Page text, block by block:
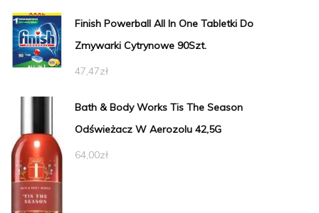
Finish Powerball All In One Tabletki Do
Zmywarki Cytrynowe 90Szt.
47,47zł
Bath & Body Works Tis The Season
Odświeżacz W Aerozolu 42,5G
64,00zł